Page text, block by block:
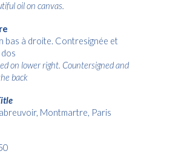
oil on canvas.
bas à droite. Contresignée et
on lower right. Countersigned and
back
Montmartre, Paris